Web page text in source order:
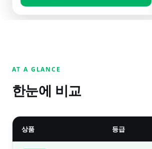
AT A GLANCE
한눈에 비교
상품 등급